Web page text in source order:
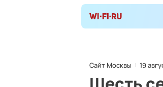
Сайт Москвы 19